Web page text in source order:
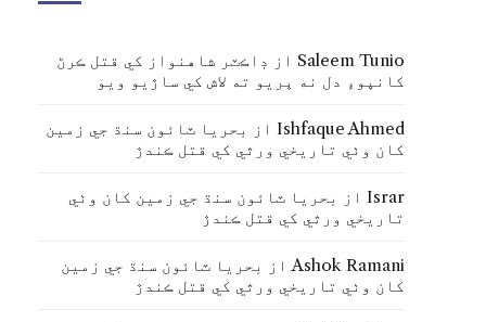
Saleem Tunio از ڊاڪٽر شاهنواز کي قتل ڪرڻ
کانپوءِ دل نه ڀريو ته لاش کي ساڙيو ويو
Ishfaque Ahmed از
بحريا ٽائون سنڌ جي زمين
کان وٺي تاريخي ورثي کي قتل ڪندڙ
Israr از
بحريا ٽائون سنڌ جي زمين کان وٺي
تاريخي ورثي کي قتل ڪندڙ
Ashok Ramaniاز
بحريا ٽائون سنڌ جي زمين
کان وٺي تاريخي ورثي کي قتل ڪندڙ